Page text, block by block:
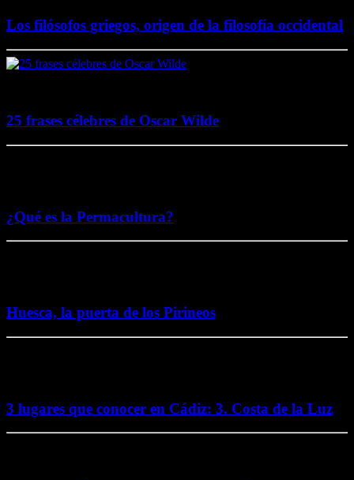
Los filósofos griegos, origen de la filosofía occidental
25 frases célebres de Oscar Wilde
¿Qué es la Permacultura?
Huesca, la puerta de los Pirineos
3 lugares que conocer en Cádiz: 3. Costa de la Luz